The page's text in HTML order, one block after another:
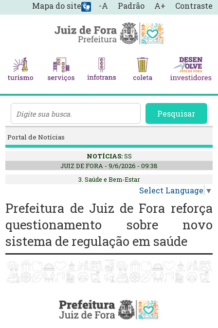
-A Padrão A+ Contraste
Mapa do site
Pesquisar
Portal de Notícias
NOTÍCIAS:SS
JUIZ DE FORA - 9/6/2026 - 09:38
3. Saúde e Bem-Estar
Select Language ▼
Prefeitura de Juiz de Fora reforça
questionamento sobre novo
sistema de regulação em saúde